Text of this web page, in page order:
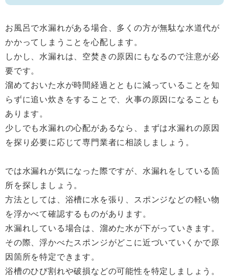
お風呂で水漏れがある場合、多くの方が無駄な水道代が
かかってしまうことを心配します。
しかし、水漏れは、空焚きの原因にもなるので注意が必
要です。
溜めておいた水が時間経過とともに減っていることを知
らずに追い炊きをすることで、火事の原因になることも
あります。
少しでも水漏れの心配があるなら、まずは水漏れの原因
を探り必要に応じて専門業者に相談しましょう。
では水漏れが気になった際ですが、水漏れをしている箇
所を探しましょう。
方法としては、浴槽に水を張り、スポンジなどの軽い物
を浮かべて確認するものがあります。
水漏れしている場合は、溜めた水が下がっていきます。
その際、浮かべたスポンジがどこに近づいていくかで原
因箇所を特定できます。
浴槽のひび割れや破損などの可能性を特定しましょう。